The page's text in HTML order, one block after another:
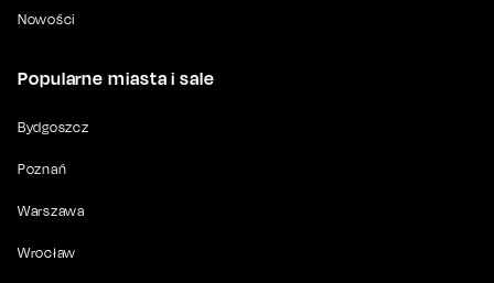
Nowości
Popularne miasta i sale
Bydgoszcz
Poznań
Warszawa
Wrocław